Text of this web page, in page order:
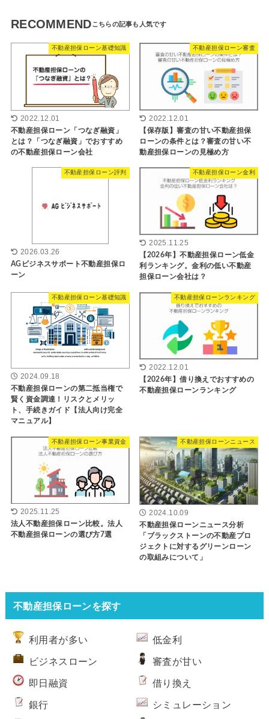
RECOMMEND
不動産担保ローン基礎知識
2022.12.01
不動産担保ローン「つなぎ融資」
とは？「つなぎ融資」でおすすめ
の不動産担保ローン会社
不動産担保ローン審査
2022.12.01
【保存版】審査の甘い不動産担保
ローンの条件とは？審査の甘い不
動産担保ローンの見極め方
不動産担保ローン評判
2026.03.26
AGビジネスサポート不動産担保ロ
ーン
不動産担保ローン金利
2025.11.25
【2026年】不動産担保ローン低金
利ランキング。金利の低い不動産
担保ローン会社は？
不動産担保ローン基礎知識
2024.09.18
不動産担保ローンの第二抵当権で
賢く資金調達！リスクとメリッ
ト、手続きガイド【法人向け完全
マニュアル】
不動産担保ローンランキング
2022.12.01
【2026年】借り換えでおすすめの
不動産担保ローンランキング
不動産担保ローン事業資金
2025.11.25
法人不動産担保ローン比較。法人
不動産担保ローンの選び方7選
不動産担保ローンニュース
2024.10.09
不動産担保ローンニュース分析
「ブラックストーンの不動産プロ
ジェクトに対するグリーンローン
の取組みについて」
不動産担保ローンを探す
利用者が多い 低金利
ビジネスローン 審査が甘い
即日融資 借り換え
銀行 シミュレーション